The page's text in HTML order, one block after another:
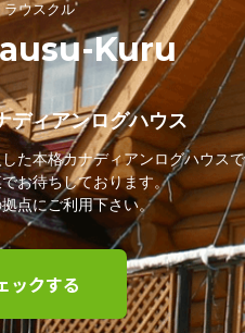
ラウスクル
Kuru
ディアンログハウス
た本格カナディアンログハウス
お待ちしております。
点にご利用下さい。
ックする